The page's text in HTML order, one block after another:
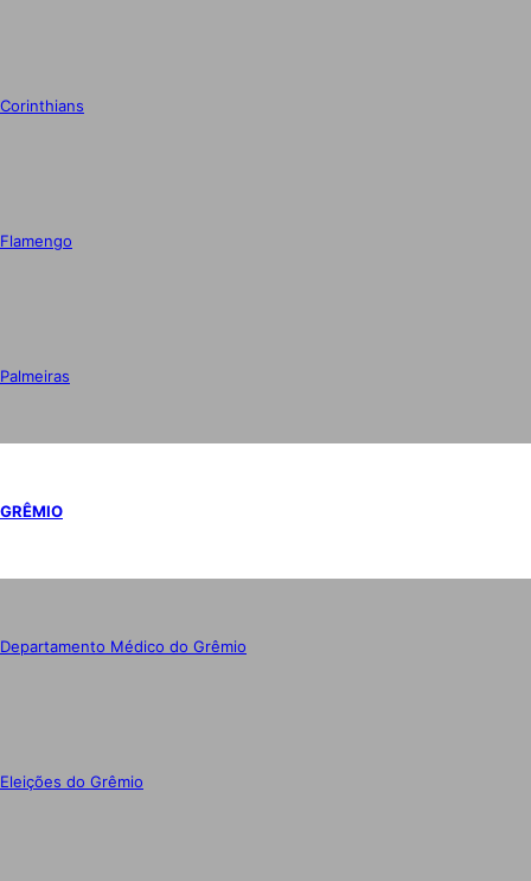
Corinthians
Flamengo
Palmeiras
GRÊMIO
Departamento Médico do Grêmio
Eleições do Grêmio